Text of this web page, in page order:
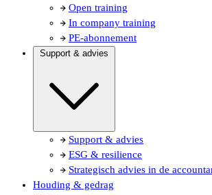
Open training
In company training
PE-abonnement
Support & advies
Support & advies
ESG & resilience
Strategisch advies in de
Houding & gedrag